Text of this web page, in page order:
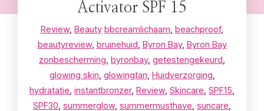
Activator SPF 15
Review, Beauty bbcreamlichaam beachproof,
beautyreview, bruinehuid Byron Bay, Byron Bay
zonbescherming byronbay, getestengekeurd
glowing skin glowingtan Huidverzorging
hydratatie instantbronzer, Review, Skincare SPF15
SPF30 summerglow, summermusthave suncare